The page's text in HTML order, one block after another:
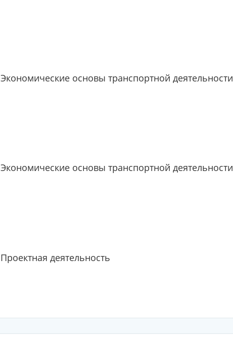
Экономические основы транспортной деятельности
Экономические основы транспортной деятельности
Проектная деятельность